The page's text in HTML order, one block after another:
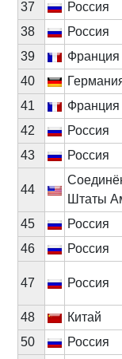
37 Россия
38
Россия
39
Франция
40
41
Франция
42
Россия
43
Россия
44
Штаты
45 Россия
46
Россия
47 Россия
48 Китай
50
Россия